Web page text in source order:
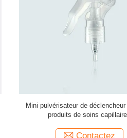
pistolet à pulvérisation de pompe
accumulation de pression,
Contactez